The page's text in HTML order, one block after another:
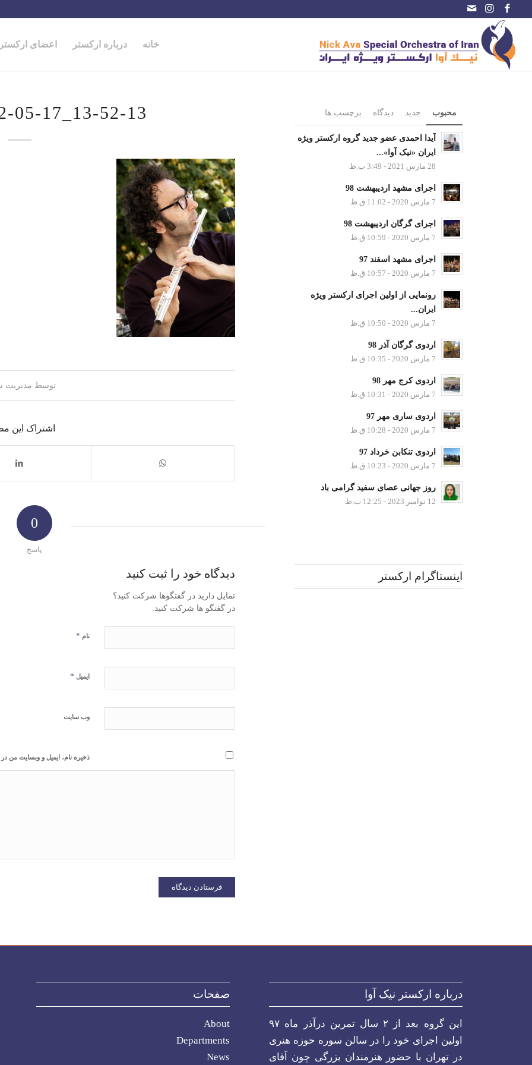
خانه درباره ارکستر اعضای ارکستر
05-17_13-52-13
توسط مدیریت
اشتراک این
0
پاسخ
دیدگاه خود را ثبت کنید
تمایل دارید در گفتگوها شرکت کنید؟
در گفتگو ها شرکت کنید.
نام *
ایمیل *
وب‌ سایت
ذخیره نام، ایمیل و وبسایت من
محبوب جدید دیدگاه برچسب ها
آیدا احمدی عضو جدید گروه ارکستر ویژه
ایران «نیک آوا»...
28 مارس 2021 - 3:49 ب.ظ
اجرای مشهد اردیبهشت 98
7 مارس 2020 - 11:02 ق.ظ
اجرای گرگان اردیبهشت 98
7 مارس 2020 - 10:59 ق.ظ
اجرای مشهد اسفند 97
7 مارس 2020 - 10:57 ق.ظ
رونمایی از اولین اجرای ارکستر ویژه
ایران...
7 مارس 2020 - 10:50 ق.ظ
اردوی گرگان آذر 98
7 مارس 2020 - 10:35 ق.ظ
اردوی کرج مهر 98
7 مارس 2020 - 10:31 ق.ظ
اردوی ساری مهر 97
7 مارس 2020 - 10:28 ق.ظ
اردوی تنکابن خرداد 97
7 مارس 2020 - 10:23 ق.ظ
روز جهانی عصای سفید گرامی باد
12 نوامبر 2023 - 12:25 ب.ظ
اینستاگرام ارکستر
درباره ارکستر نیک آوا
این گروه بعد از ۲ سال تمرین درآذر ماه ۹۷
اولین اجرای خود را در سالن سوره حوزه هنری
در تهران با حضور هنرمندان بزرگی چون آقای
صفحات
About
Departments
News